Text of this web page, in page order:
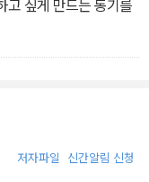
고 싶게 만드는 동기를
저자파일 신간알림 신청